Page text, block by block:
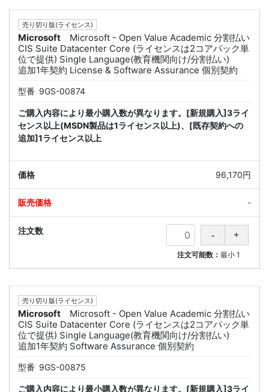
売り切り版(ライセンス)
Microsoft
Microsoft - Open Value Academic 分割払い
CIS Suite Datacenter Core (ライセンスは2コアパック単
位で提供) Single Language(教育機関向け/分割払い)
追加1年契約 License & Software Assurance 個別契約
型番 9GS-00874
ご購入内容により最小購入数が異なります。[新規購入]3ライ
センス以上(MSDN製品は1ライセンス以上)、[既存契約への
追加]1ライセンス以上
96,170円
-
注文可能数：最小 1
売り切り版(ライセンス)
Microsoft
Microsoft - Open Value Academic 分割払い
CIS Suite Datacenter Core (ライセンスは2コアパック単
位で提供) Single Language(教育機関向け/分割払い)
追加1年契約 Software Assurance 個別契約
型番 9GS-00875
ご購入内容により最小購入数が異なります。[新規購入]3ライ